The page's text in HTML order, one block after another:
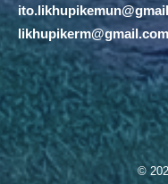
likhupikerm@gmail.com
©